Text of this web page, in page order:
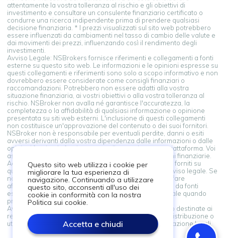
attentamente la vostra tolleranza al rischio e gli obiettivi di
investimento e consultare un consulente finanziario certificato o
condurre una ricerca indipendente prima di prendere qualsiasi
decisione finanziaria. * I prezzi visualizzati sul sito web potrebbero
essere influenzati da cambiamenti nel tasso di cambio delle valute e
dai movimenti dei prezzi, influenzando così il rendimento degli
investimenti.
Avviso Legale: NSBrokers fornisce riferimenti e collegamenti a fonti
esterne su questo sito web. Le informazioni e le opinioni espresse su
questi collegamenti e riferimenti sono solo a scopo informativo e non
dovrebbero essere considerate come consigli finanziari o
raccomandazioni. Potrebbero non essere adatti alla vostra
situazione finanziaria, ai vostri obiettivi o alla vostra tolleranza al
rischio. NSBroker non avalla né garantisce l'accuratezza, la
completezza o la affidabilità di qualsiasi informazione o opinione
presentata su siti web esterni. L'inclusione di questi collegamenti
non costituisce un'approvazione del contenuto o dei suoi fornitori.
NSBroker non è responsabile per eventuali perdite, danni o esiti
avversi derivanti dalla vostra dipendenza dalle informazioni o dalle
opinioni fornite da fonti esterne collegate da questa piattaforma. Voi
assumete la piena responsabilità delle vostre decisioni finanziarie.
Accedendo e utilizzando i collegamenti a fonti esterne forniti su
questa piattaforma, riconoscete e accettate questo avviso legale. Se
non siete d'accordo con questi termini, astenetevi dal fare
affidamento sulle informazioni e le opinioni presentate da fonti
esterne. Consultate sempre un consulente professionale quando
prendete decisioni finanziarie.
Avviso Legale: Le informazioni su questo sito non sono destinate ai
residenti di qualsiasi paese o giurisdizione in cui tale distribuzione o
utilizzo sarebbe contrario alla legge o alla regolamentazione locali.
Questo sito web utilizza i cookie per
migliorare la tua esperienza di
navigazione. Continuando a utilizzare
questo sito, acconsenti all'uso dei
cookie in conformità con la nostra
Politica sui cookie.
Accetta e chiudi